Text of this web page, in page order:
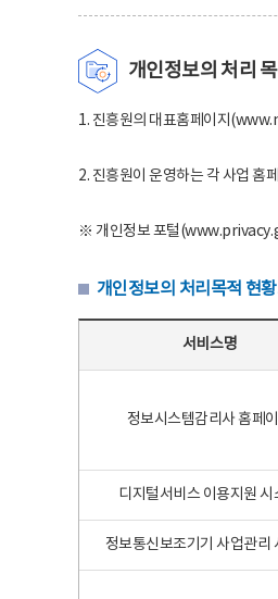
개인정보의 처리
1. 진흥원의 대표홈페이지
2. 진흥원이 운영하는 각 사업 홈
※ 개인정보 포털
개인정보의 처리목적 현
서비스명
정보시스템감리사 홈페
디지털서비스 이용지원 시
정보통신보조기기 사업관리